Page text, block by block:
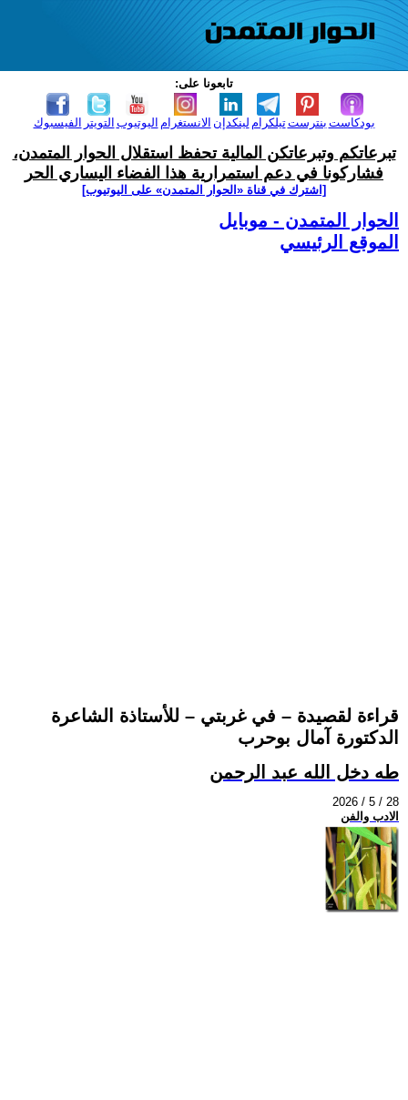
تابعونا على:
الفيسبوك التويتر اليوتيوب الانستغرام لينكدإن تيلكرامبنترست بودكاست
تبرعاتكم وتبرعاتكن المالية تحفظ استقلال الحوار المتمدن،
فشاركونا في دعم استمرارية هذا الفضاء اليساري الحر
[اشترك في قناة ‫«الحوار المتمدن» على اليوتيوب]
الحوار المتمدن - موبايل
الموقع الرئيسي
قراءة لقصيدة – في غربتي – للأستاذة الشاعرة
الدكتورة آمال بوحرب
طه دخل الله عبد الرحمن
2026 / 5 / 28
الادب والفن